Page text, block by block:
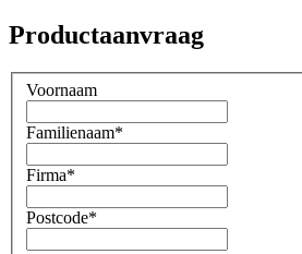
Productaanvraag
Voornaam
Familienaam*
Firma*
Postcode*